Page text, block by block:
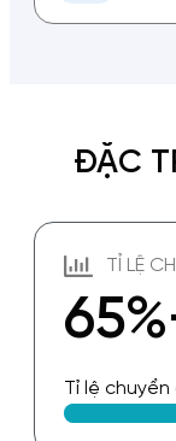
ĐẶC
TỈ LỆ
Tỉ lệ chuyển